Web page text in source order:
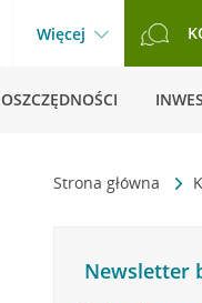
Więcej
OSZCZĘDNOŚCI
Strona główna
Newsletter